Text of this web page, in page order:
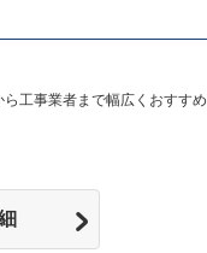
工事業者まで幅広くおすすめ